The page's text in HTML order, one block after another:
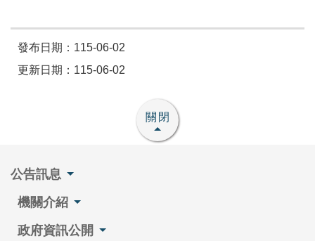
發布日期：115-06-02
更新日期：115-06-02
關閉
公告訊息
機關介紹
政府資訊公開